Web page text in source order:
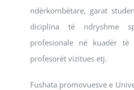
ndërkombëtare, garat
diciplina të ndryshme
profesionale në kuadër të
profesorët vizitues etj.
Fushata promovuesve e